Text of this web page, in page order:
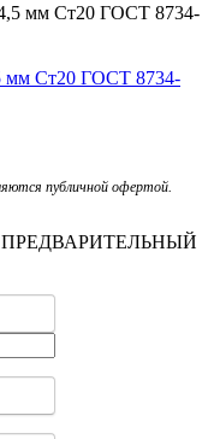
мм Ст20 ГОСТ 8734-
публичной офертой.